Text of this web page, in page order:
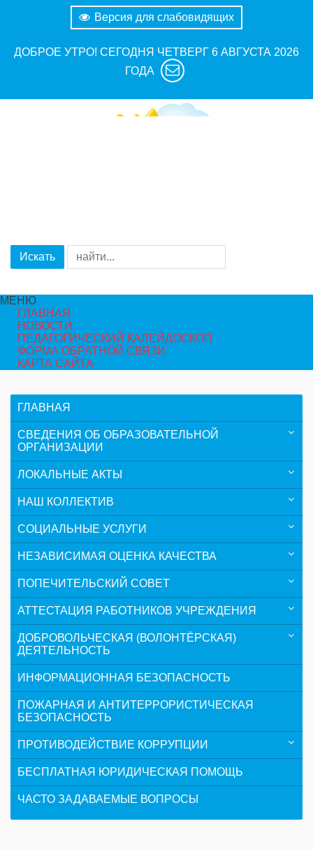
Версия для слабовидящих
ДОБРОЕ УТРО! СЕГОДНЯ ЧЕТВЕРГ 6 АВГУСТА 2026
ГОДА
Искать
МЕНЮ
ГЛАВНАЯ
НОВОСТИ
ПЕДАГОГИЧЕСКИЙ КАЛЕЙДОСКОП
ФОРМА ОБРАТНОЙ СВЯЗИ
КАРТА САЙТА
ГЛАВНАЯ
СВЕДЕНИЯ ОБ ОБРАЗОВАТЕЛЬНОЙ
ОРГАНИЗАЦИИ
ЛОКАЛЬНЫЕ АКТЫ
НАШ КОЛЛЕКТИВ
СОЦИАЛЬНЫЕ УСЛУГИ
НЕЗАВИСИМАЯ ОЦЕНКА КАЧЕСТВА
ПОПЕЧИТЕЛЬСКИЙ СОВЕТ
АТТЕСТАЦИЯ РАБОТНИКОВ УЧРЕЖДЕНИЯ
ДОБРОВОЛЬЧЕСКАЯ (ВОЛОНТЁРСКАЯ)
ДЕЯТЕЛЬНОСТЬ
ИНФОРМАЦИОННАЯ БЕЗОПАСНОСТЬ
ПОЖАРНАЯ И АНТИТЕРРОРИСТИЧЕСКАЯ
БЕЗОПАСНОСТЬ
ПРОТИВОДЕЙСТВИЕ КОРРУПЦИИ
БЕСПЛАТНАЯ ЮРИДИЧЕСКАЯ ПОМОЩЬ
ЧАСТО ЗАДАВАЕМЫЕ ВОПРОСЫ